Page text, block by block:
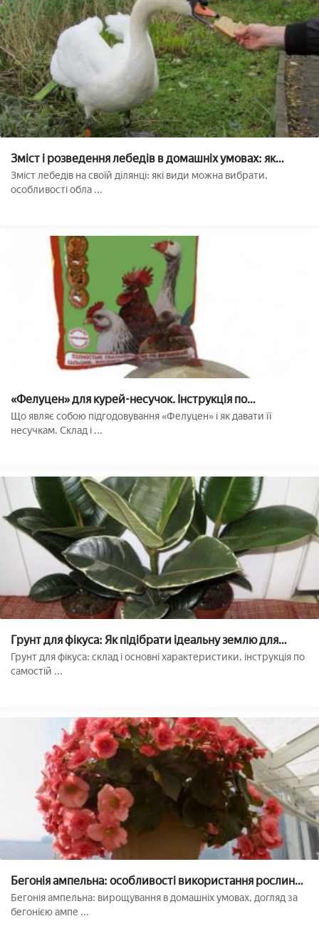
Зміст і розведення лебедів в домашніх умовах: як
доглядати і чим годувати
Зміст лебедів на своїй ділянці: які види можна вибрати,
особливості обла ...
«Фелуцен» для курей-несучок. Інструкція по
застосуванню: склад препарату і як його давати
несучкам
Що являє собою підгодовування «Фелуцен» і як давати її
несучкам. Склад і ...
Грунт для фікуса: Як підібрати ідеальну землю для
квітки
Грунт для фікуса: склад і основні характеристики, інструкція по
самостій ...
Бегонія ампельна: особливості використання рослини
в ампельної культурі (з фото)
Бегонія ампельна: вирощування в домашніх умовах, догляд за
бегонією ампе ...